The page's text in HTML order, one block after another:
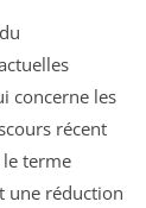
concerne les
récent
terme
une réduction